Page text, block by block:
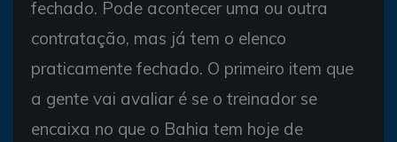
fechado. Pode acontecer uma ou outra
contratação, mas já tem o elenco
praticamente fechado. O primeiro item que
a gente vai avaliar é se o treinador se
encaixa no que o Bahia tem hoje de